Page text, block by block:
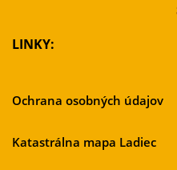
LINKY:
Ochrana osobných údajov
Katastrálna mapa Ladiec